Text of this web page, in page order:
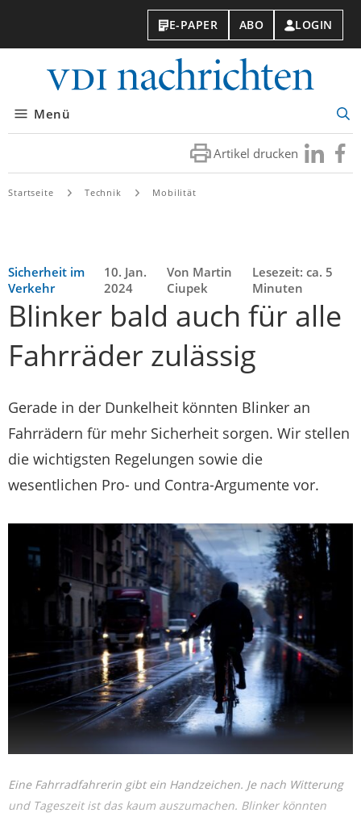
E-PAPER ABO LOGIN
Menü
Artikel drucken Besuchen
Sie
Sie
Startseite Technik Mobilität
Sicherheit im
Verkehr
10. Jan.
2024
Von Martin
Ciupek
Lesezeit: ca. 5
Minuten
Blinker bald auch für alle
Fahrräder zulässig
Gerade in der Dunkelheit könnten Blinker an
Fahrrädern für mehr Sicherheit sorgen. Wir stellen
die wichtigsten Regelungen sowie die
wesentlichen Pro- und Contra-Argumente vor.
Eine Fahrradfahrerin gibt ein Handzeichen. Je nach Witterung
und Tageszeit ist das kaum auszumachen. Blinker könnten